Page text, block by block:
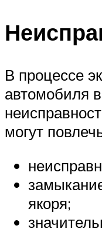
В процессе
автомобиля
могут
якоря;